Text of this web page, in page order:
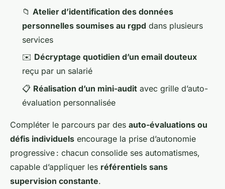
📁 Atelier d’identification des données
personnelles soumises au rgpd dans plusieurs
services
✉️ Décryptage quotidien d’un email douteux
reçu par un salarié
📋 Réalisation d’un mini-audit avec grille d’auto-
évaluation personnalisée
Compléter le parcours par des auto-évaluations ou
défis individuels encourage la prise d’autonomie
progressive : chacun consolide ses automatismes,
capable d’appliquer les référentiels sans
supervision constante.